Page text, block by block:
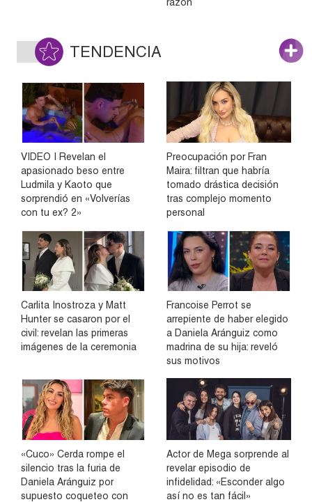
TENDENCIA
VIDEO | Revelan el
apasionado beso entre
Ludmila y Kaoto que
sorprendió en «Volverías
con tu ex? 2»
Preocupación por Fran
Maira: filtran que habría
tomado drástica decisión
tras complejo momento
personal
Carlita Inostroza y Matt
Hunter se casaron por el
civil: revelan las primeras
imágenes de la ceremonia
Francoise Perrot se
arrepiente de haber elegido
a Daniela Aránguiz como
madrina de su hija: reveló
sus motivos
«Cuco» Cerda rompe el
silencio tras la furia de
Daniela Aránguiz por
supuesto coqueteo con
Actor de Mega sorprende al
revelar episodio de
infidelidad: «Esconder algo
así no es tan fácil»